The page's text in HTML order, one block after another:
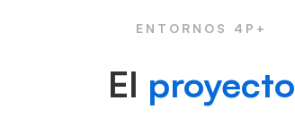
ENTORNOS 4P+
El proyecto